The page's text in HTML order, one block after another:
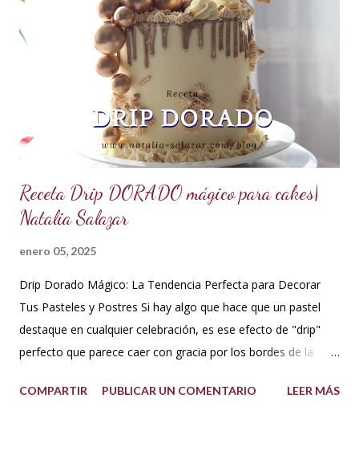
cuando en cuando. Se puede agregar una cucharada de
mantequilla para aportar más suavidad y sabor. Tips: Se
puede utilizar otra esencia o leche vegetal. Esta crema es
básica en la pastelería, sirve para rellenar tortas, tartas,
cakes, eclairs, cupcakes y más. Se la puede aromatizar con
otros extractos....
Receta Drip DORADO mágico para cakes|
Natalia Salazar
enero 05, 2025
Drip Dorado Mágico: La Tendencia Perfecta para Decorar
Tus Pasteles y Postres Si hay algo que hace que un pastel
destaque en cualquier celebración, es ese efecto de "drip"
perfecto que parece caer con gracia por los bordes de la
garantizados. Hoy te quiero compartir cómo hacer un drip
COMPARTIR PUBLICAR UN COMENTARIO LEER MÁS